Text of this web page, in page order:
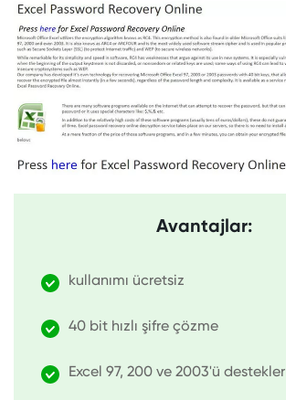
Avantajlar:
kullanımı ücretsiz
40 bit hızlı şifre çözme
Excel 97, 200 ve 2003'ü destekler